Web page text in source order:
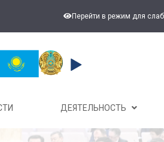
Перейти в режим для
ДЕЯТЕЛЬНОСТЬ